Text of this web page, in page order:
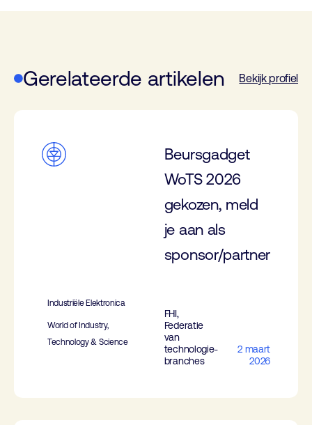
Gerelateerde artikelen Bekijk profiel
Beursgadget
WoTS 2026
gekozen, meld
je aan als
sponsor/partner
Industriële Elektronica
World of Industry,
Technology & Science
FHI,
Federatie
van
technologie-
branches
2 maart
2026